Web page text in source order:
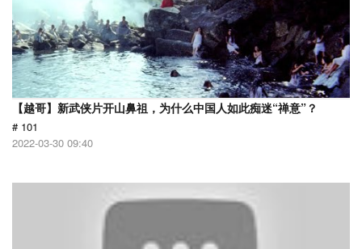
【越哥】新武侠片开山鼻祖，为什么中国人如此痴迷“禅意”？
# 101
2022-03-30 09:40